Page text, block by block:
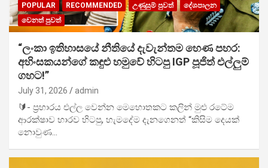
POPULAR RECOMMENDED උණුසුම් පුවත්
දේශපාලන
වෙනත් පුවත්
“ලංකා ඉතිහාසයේ නීතියේ දැවැන්තම හෙණ පහර:
අහිංසකයන්ගේ කඳුළු හමුවේ හිටපු IGP පූජිත් එල්ලුම්
ගහට!”
July 31, 2026 admin
🔰- ප්‍රහාරය එල්ල වෙන්න මෙහොතකට කලින් මුළු රටේම
ආරක්ෂාව භාරව හිටපු, හැමදේම දැනගෙනත් “කිසිම දෙයක්
නොවුණ…